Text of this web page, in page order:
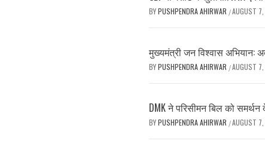
BYPUSHPENDRA AHIRWAR /AUGUST
मुख्यमंत्री जन विश्वास अभियान:
BYPUSHPENDRA AHIRWAR /AUGUST
DMK ने परिसीमन बिल को
BYPUSHPENDRA AHIRWAR /AUGUST